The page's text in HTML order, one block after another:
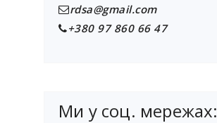
rdsa@gmail.com
+380 97 860 66 47
Ми у соц. мережах: